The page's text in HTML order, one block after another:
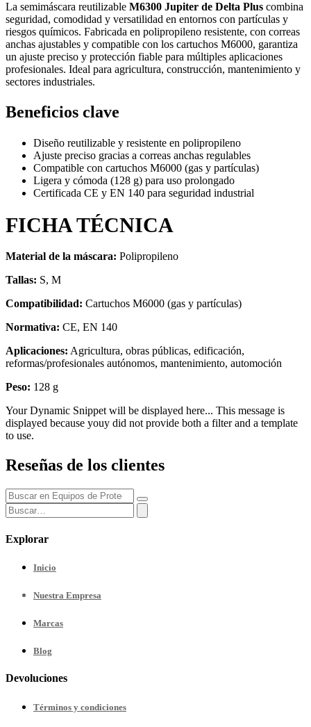
La semimáscara reutilizable M6300 Jupiter de Delta Plus combina
seguridad, comodidad y versatilidad en entornos con partículas y
riesgos químicos. Fabricada en polipropileno resistente, con correas
anchas ajustables y compatible con los cartuchos M6000, garantiza
un ajuste preciso y protección fiable para múltiples aplicaciones
profesionales. Ideal para agricultura, construcción, mantenimiento y
sectores industriales.
Beneficios clave
Diseño reutilizable y resistente en polipropileno
Ajuste preciso gracias a correas anchas regulables
Compatible con cartuchos M6000 (gas y partículas)
Ligera y cómoda (128 g) para uso prolongado
Certificada CE y EN 140 para seguridad industrial
FICHA TÉCNICA
Material de la máscara: Polipropileno
Tallas: S, M
Compatibilidad: Cartuchos M6000 (gas y partículas)
Normativa: CE, EN 140
Aplicaciones: Agricultura, obras públicas, edificación,
reformas/profesionales autónomos, mantenimiento, automoción
Peso: 128 g
Your Dynamic Snippet will be displayed here... This message is
displayed because youy did not provide both a filter and a template
to use.
Reseñas de los clientes
Explorar
Inicio
Nuestra Empresa
Marcas
Blog
Devoluciones
Términos y condiciones